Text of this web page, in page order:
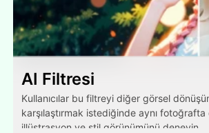
AI Filtresi
Kullanıcılar bu filtreyi diğer görsel
karşılaştırmak istediğinde aynı
illüstrasyon ve stil görünümünü deneyin.